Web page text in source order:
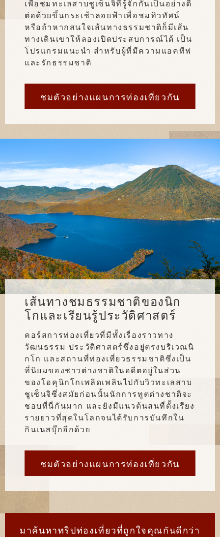
เพื่อชมทะเลสาบชูเซ็นจิที่รู้จักกันเป็นอย่างดี
ต่อด้วยขึ้นกระเช้าลอยฟ้าเพื่อชมทิวทัศน์
หรือถ้าหากสนใจเส้นทางธรรมชาติก็มีเส้น
ทางเดินเขาให้ลองเปิดประสบการณ์ได้ เป็น
โปรแกรมแนะนำ สำหรับผู้ที่มีความแอคทีฟ
และรักธรรมชาติ
ชมตัวอย่างแผนการท่องเที่ยวกัน
เส้นทางชมธรรมชาติของนิก
โกและเรียนรู้ประวัติศาสตร์
คอร์สการท่องเที่ยวที่มีทั้งเรื่องราวทาง
วัฒนธรรม ประวัติศาสตร์ซึ่งอยู่ตรงบริเวณนิ
กโก และสถานที่ท่องเที่ยวธรรมชาติซึ่งเป็น
ที่นิยมของชาวต่างชาติในอดีตอยู่ในส่วน
ของโอคุนิกโกเพลิดเพลินไปกับวิวทะเลสาบ
ชูเซ็นจิซึ่งสมัยก่อนนั้นนักการทูตต่างชาติจะ
ชอบที่นี่กันมาก และยังมีแนวต้นสนที่ตั้งเรียง
รายยาวที่สุดในโลกจนได้รับการบันทึกใน
กินเนสบุ๊กอีกด้วย
ชมตัวอย่างแผนการท่องเที่ยวกัน
มาค้นหาทริปท่องเที่ยวที่ถูกใจคุณกันดีกว่า